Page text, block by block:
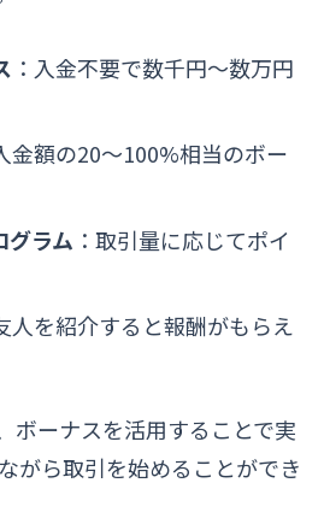
：入金不要で数千円〜数万円
金額の20〜100%相当のボー
グラム ：取引量に応じてポイ
人を紹介すると報酬がもらえ
ボーナスを活用することで実
がら取引を始めることができ